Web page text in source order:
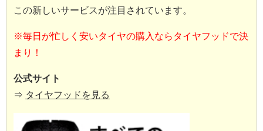
この新しいサービスが注目されています。
※毎日が忙しく安いタイヤの購入ならタイヤフッドで決
まり！
公式サイト
⇒ タイヤフッドを見る